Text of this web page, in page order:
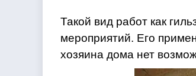
Такой вид работ как
мероприятий. Его
хозяина дома нет